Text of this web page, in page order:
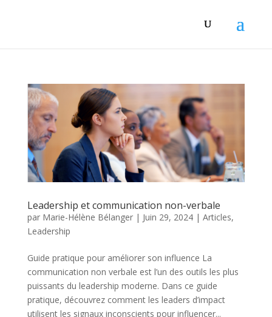
Leadership et communication non-verbale
par Marie-Hélène Bélanger| Juin 29, 2024| Articles,
Leadership
Guide pratique pour améliorer son influence La
communication non verbale est l’un des outils les plus
puissants du leadership moderne. Dans ce guide
pratique, découvrez comment les leaders d’impact
utilisent les signaux inconscients pour influencer...